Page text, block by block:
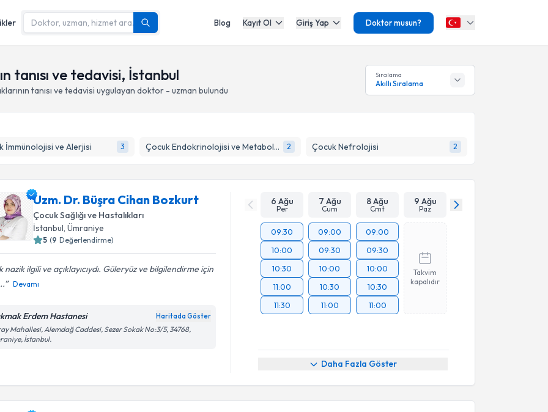
Blog Kayıt Ol Giriş Yap Doktor musun?
tanısı ve tedavisi, İstanbul
tanısı ve tedavisi uygulayan doktor - uzman bulundu
Sıralama
Akıllı Sıralama
İmmünolojisi ve Alerjisi 3 Çocuk Endokrinolojisi ve Metabolizma Hastalıkları 2 Çocuk Nefrolojisi 2
Uzm. Dr. Büşra Cihan Bozkurt
Çocuk Sağlığı ve Hastalıkları
İstanbul, Ümraniye
5 (9 Değerlendirme)
nazik ilgili ve açıklayıcıydı. Güleryüz ve bilgilendirme için
Devamı
Erdem Hastanesi Haritada Göster
Mahallesi, Alemdağ Caddesi, Sezer Sokak No:3/5, 34768,
İstanbul.
6 Ağu
Per
7 Ağu
Cum
8 Ağu
Cmt
9 Ağu
Paz
09:30
10:00
10:30
11:00
11:30
09:00
09:30
10:00
10:30
11:00
09:00
09:30
10:00
10:30
11:00
Takvim
kapalıdır
Daha Fazla Göster